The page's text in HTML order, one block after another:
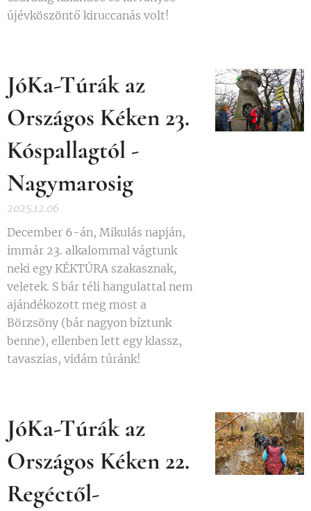
újévköszöntő kiruccanás volt!
JóKa-Túrák az
Országos Kéken 23.
Kóspallagtól -
Nagymarosig
2025.12.06
December 6-án, Mikulás napján,
immár 23. alkalommal vágtunk
neki egy KÉKTÚRA szakasznak,
veletek. S bár téli hangulattal nem
ajándékozott meg most a
Börzsöny (bár nagyon bíztunk
benne), ellenben lett egy klassz,
tavaszias, vidám túránk!
JóKa-Túrák az
Országos Kéken 22.
Regéctől-